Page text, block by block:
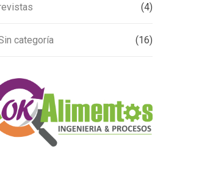
(4)
categoría (16)